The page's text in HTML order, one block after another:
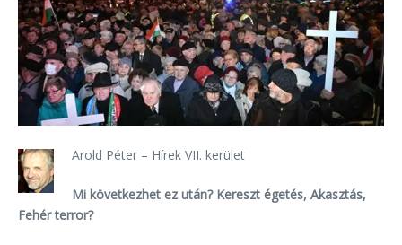
Arold Péter – Hírek VII. kerület
Mi következhet ez után? Kereszt égetés, Akasztás,
Fehér terror?